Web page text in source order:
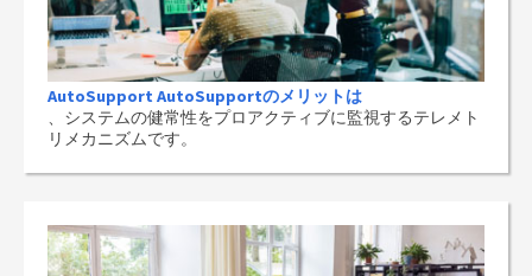
AutoSupport AutoSupportのメリットは
、システムの健常性をプロアクティブに監視するテレメト
リメカニズムです。